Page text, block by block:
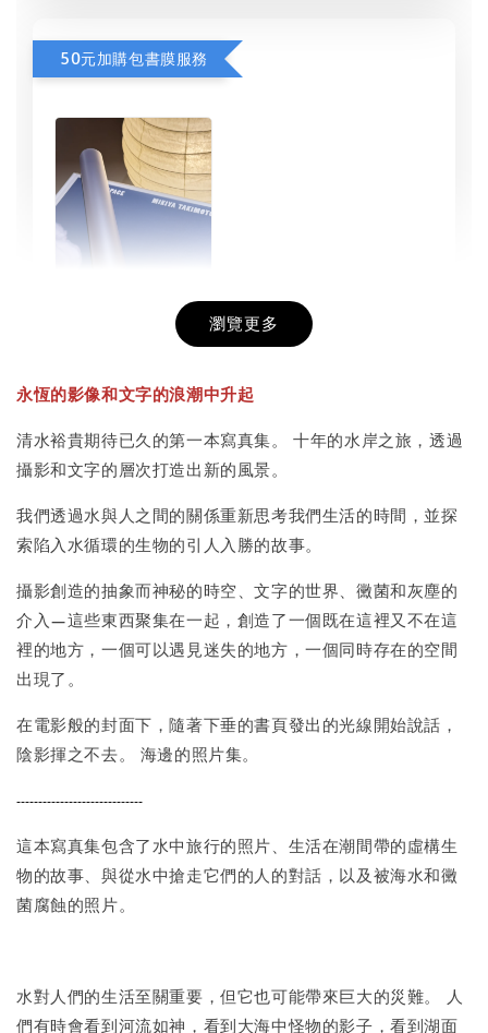
50元加購包書膜服務
NT$ 50
- +
瀏覽更多
永恆的影像和文字的浪潮中升起
清水裕貴期待已久的第一本寫真集。 十年的水岸之旅，透過
攝影和文字的層次打造出新的風景。
我們透過水與人之間的關係重新思考我們生活的時間，並探
索陷入水循環的生物的引人入勝的故事。
攝影創造的抽象而神秘的時空、文字的世界、黴菌和灰塵的
介入—這些東西聚集在一起，創造了一個既在這裡又不在這
裡的地方，一個可以遇見迷失的地方，一個同時存在的空間
出現了。
在電影般的封面下，隨著下垂的書頁發出的光線開始說話，
陰影揮之不去。 海邊的照片集。
-----------------------------
這本寫真集包含了水中旅行的照片、生活在潮間帶的虛構生
物的故事、與從水中搶走它們的人的對話，以及被海水和黴
菌腐蝕的照片。
水對人們的生活至關重要，但它也可能帶來巨大的災難。 人
們有時會看到河流如神，看到大海中怪物的影子，看到湖面